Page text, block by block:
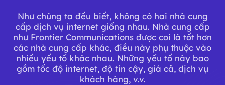
Như chúng ta đều biết, không có hai nhà cung
cấp dịch vụ internet giống nhau. Nhà cung cấp
như Frontier Communications được coi là tốt hơn
các nhà cung cấp khác, điều này phụ thuộc vào
nhiều yếu tố khác nhau. Những yếu tố này bao
gồm tốc độ internet, độ tin cậy, giá cả, dịch vụ
khách hàng, v.v.